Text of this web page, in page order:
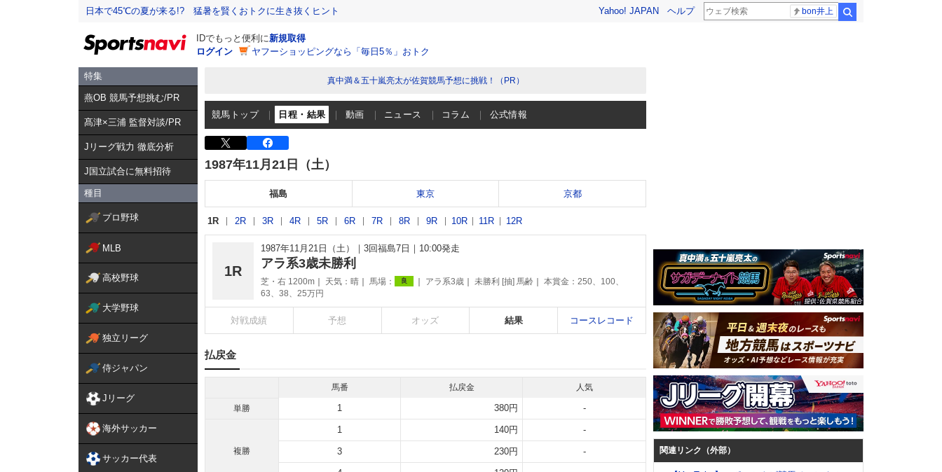
日本で45℃の夏が来る!? 猛暑を賢くおトクに生き抜くヒント Yahoo! JAPAN ヘルプ bon井上
IDでもっと便利に新規取得
ログイン
ヤフーショッピングなら「毎日5％」おトク
特集
燕OB 競馬予想挑む/PR
髙津×三浦 監督対談/PR
Jリーグ戦力 徹底分析
J国立試合に無料招待
種目
プロ野球
MLB
高校野球
大学野球
独立リーグ
侍ジャパン
Jリーグ
海外サッカー
サッカー代表
真中満＆五十嵐亮太が佐賀競馬予想に挑戦！（PR）
競馬トップ 日程・結果 動画 ニュース コラム 公式情報
1987年11月21日（土）
福島 東京 京都
1R 2R 3R 4R 5R 6R 7R 8R 9R 10R 11R 12R
1R
1987年11月21日（土） 3回福島7日 10:00発走
アラ系3歳未勝利
芝・右 1200m 天気： 晴 馬場： 良 アラ系3歳 未勝利 [抽] 馬齢
本賞金：250、100、
63、38、25万円
対戦成績 予想 オッズ 結果 コースレコード
払戻金
馬番 払戻金 人気
単勝 1 380円 -
複勝
1 140円 -
3 230円 - 関連リンク（外部）